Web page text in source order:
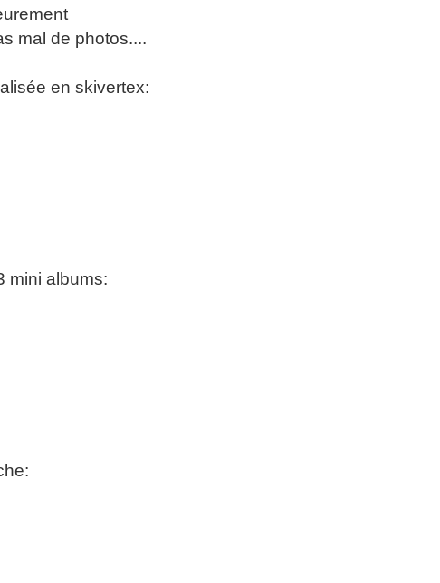
mal de photos....
en skivertex:
mini albums: